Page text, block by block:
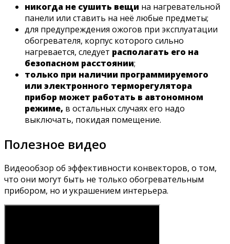
никогда не сушить вещи на нагревательной
панели или ставить на неё любые предметы;
для предупреждения ожогов при эксплуатации
обогревателя, корпус которого сильно
нагревается, следует располагать его на
безопасном расстоянии;
только при наличии программируемого
или электронного терморегулятора
прибор может работать в автономном
режиме, в остальных случаях его надо
выключать, покидая помещение.
Полезное видео
Видеообзор об эффективности конвекторов, о том,
что они могут быть не только обогревательным
прибором, но и украшением интерьера.